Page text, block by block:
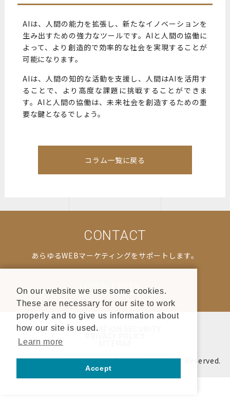
AIは、人間の能力を拡張し、新たなイノベーションを
生み出すための強力なツールです。AIと人間の協働に
よって、より創造的で効率的な社会を実現することが
可能になります。
AIは、人間の知的な活動を支援し、人間はAIを活用す
ることで、より高度な課題に挑戦することができま
す。AIと人間の協働は、未来社会を創造するための重
要な鍵となるでしょう。
コラム一覧に戻る
CONTACT
あらゆるWEBマーケティングをサポートします。
INFORMATION SECURITY
Copyrights © ALLMANAGE co.,ltd All Rights Reserved.
On our website we use some cookies.
These are necessary for our site to work
properly and to give us information about
how our site is used.
Learn more
Accept